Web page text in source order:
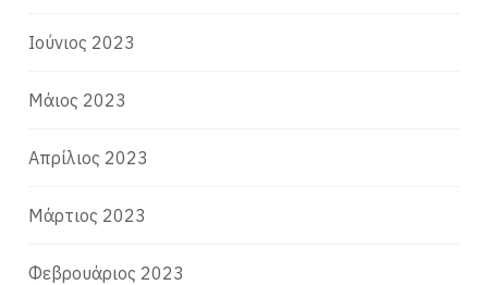
Ιούνιος 2023
Μάιος 2023
Απρίλιος 2023
Μάρτιος 2023
Φεβρουάριος 2023